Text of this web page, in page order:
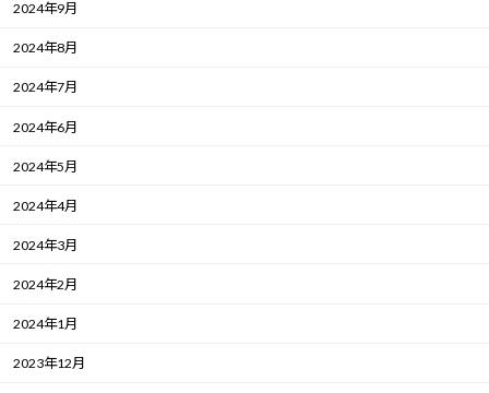
2024年9月
2024年8月
2024年7月
2024年6月
2024年5月
2024年4月
2024年3月
2024年2月
2024年1月
2023年12月